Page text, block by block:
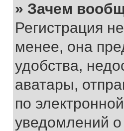
» Зачем
Регистрация
менее, она
удобства,
аватары,
по
уведомлений